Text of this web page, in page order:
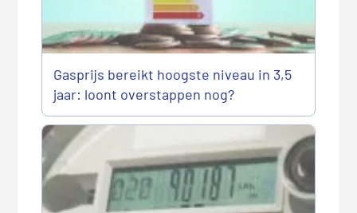
Gasprijs bereikt hoogste niveau in 3,5
jaar: loont overstappen nog?